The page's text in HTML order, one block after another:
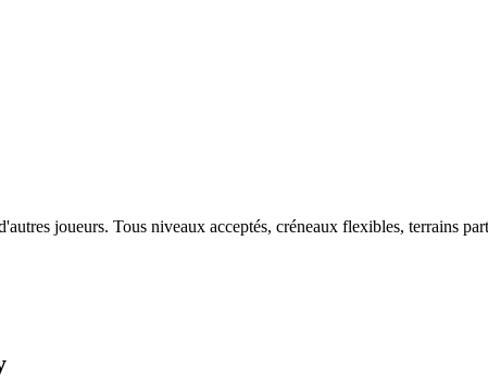
joueurs. Tous niveaux acceptés, créneaux flexibles, terrains